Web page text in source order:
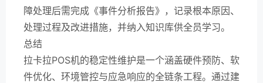
障处理后需完成《事件分析报告》，记录根本原因、
处理过程及改进措施，并纳入知识库供全员学习。
总结
拉卡拉POS机的稳定性维护是一个涵盖硬件预防、软
件优化、环境管控与应急响应的全链条工程。通过建